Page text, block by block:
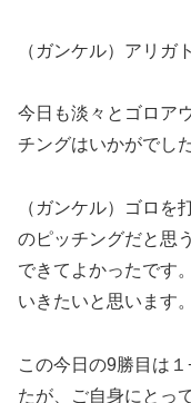
（ガンケル）アリガ
今日も淡々とゴロア
チングはいかがでし
（ガンケル）ゴロを
のピッチングだと思
できてよかったです
いきたいと思います。
この今日の9勝目は
たが、ご自身にとっ